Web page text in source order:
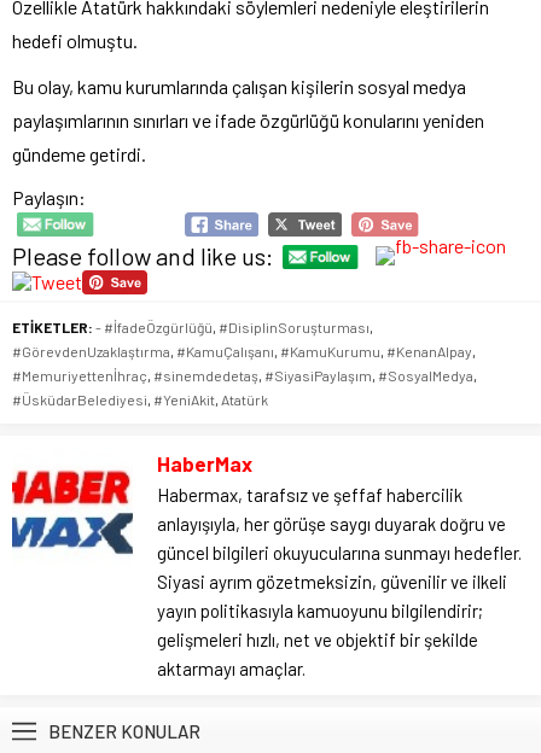
Özellikle Atatürk hakkındaki söylemleri nedeniyle eleştirilerin
hedefi olmuştu.
Bu olay, kamu kurumlarında çalışan kişilerin sosyal medya
paylaşımlarının sınırları ve ifade özgürlüğü konularını yeniden
gündeme getirdi.
Paylaşın:
Please follow and like us:
ETİKETLER: - #İfadeÖzgürlüğü, #DisiplinSoruşturması,
#GörevdenUzaklaştırma, #KamuÇalışanı, #KamuKurumu, #KenanAlpay,
#Memuriyettenİhraç, #sinemdedetaş, #SiyasiPaylaşım, #SosyalMedya,
#ÜsküdarBelediyesi, #YeniAkit, Atatürk
HaberMax
Habermax, tarafsız ve şeffaf habercilik
anlayışıyla, her görüşe saygı duyarak doğru ve
güncel bilgileri okuyucularına sunmayı hedefler.
Siyasi ayrım gözetmeksizin, güvenilir ve ilkeli
yayın politikasıyla kamuoyunu bilgilendirir;
gelişmeleri hızlı, net ve objektif bir şekilde
aktarmayı amaçlar.
BENZER KONULAR